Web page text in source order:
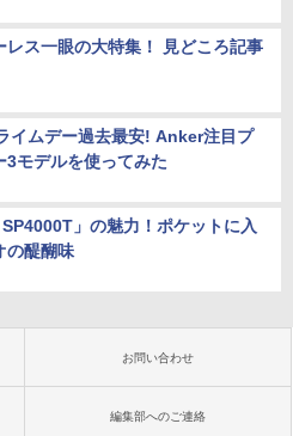
レス一眼の大特集！ 見どころ記事
イムデー過去最安! Anker注目プ
3モデルを使ってみた
」の魅力！ポケットに入
の醍醐味
お問い合わせ
編集部へのご連絡